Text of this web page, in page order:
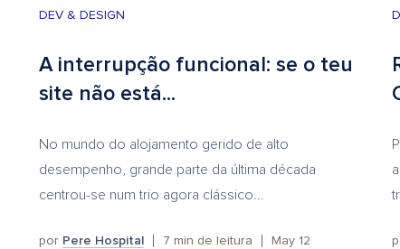
DEV & DESIGN
A interrupção funcional: se o teu
site não está...
No mundo do alojamento gerido de alto
desempenho, grande parte da última década
centrou-se num trio agora clássico...
por Pere Hospital 7 min de leitura May 12